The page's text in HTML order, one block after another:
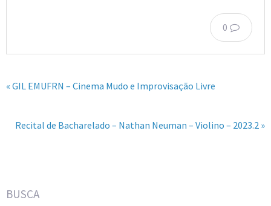
0
« GIL EMUFRN – Cinema Mudo e Improvisação Livre
Recital de Bacharelado – Nathan Neuman – Violino – 2023.2 »
BUSCA